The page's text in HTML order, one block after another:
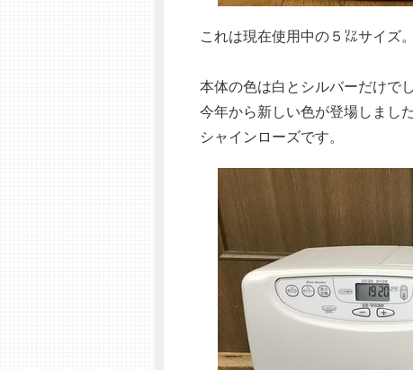
これは現在使用中の５㍑サイズ。
本体の色は白とシルバーだけでし
今年から新しい色が登場しました
シャインローズです。